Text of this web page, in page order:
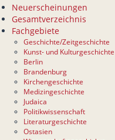
Neuerscheinungen
Gesamtverzeichnis
Fachgebiete
Geschichte/Zeitgeschichte
Kunst- und Kulturgeschichte
Berlin
Brandenburg
Kirchengeschichte
Medizingeschichte
Judaica
Politikwissenschaft
Literaturgeschichte
Ostasien